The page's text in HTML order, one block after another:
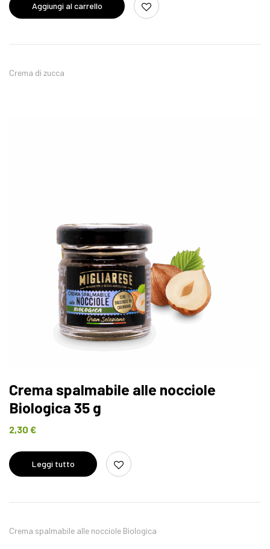
Aggiungi al carrello
Crema di zucca
Crema spalmabile alle nocciole
Biologica 35 g
2,30 €
Leggi tutto
Crema spalmabile alle nocciole Biologica